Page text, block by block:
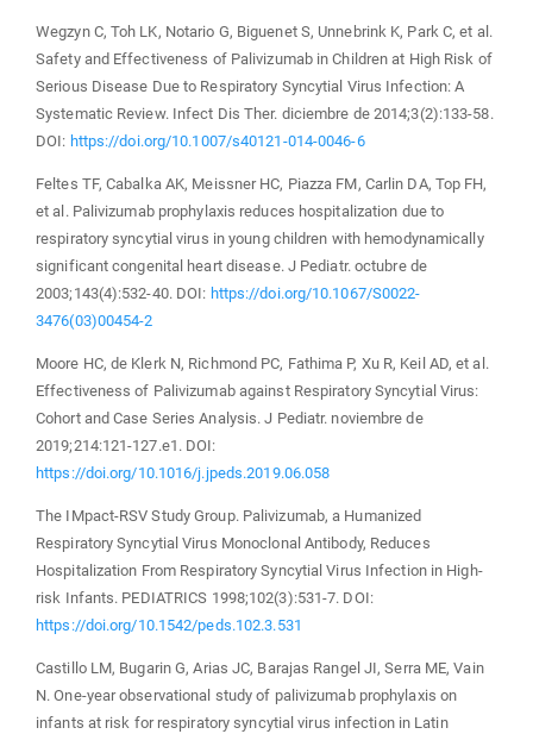
Wegzyn C, Toh LK, Notario G, Biguenet S, Unnebrink K, Park C, et al.
Safety and Effectiveness of Palivizumab in Children at High Risk of
Serious Disease Due to Respiratory Syncytial Virus Infection: A
Systematic Review. Infect Dis Ther. diciembre de 2014;3(2):133-58.
DOI: https://doi.org/10.1007/s40121-014-0046-6
Feltes TF, Cabalka AK, Meissner HC, Piazza FM, Carlin DA, Top FH,
et al. Palivizumab prophylaxis reduces hospitalization due to
respiratory syncytial virus in young children with hemodynamically
significant congenital heart disease. J Pediatr. octubre de
2003;143(4):532-40. DOI: https://doi.org/10.1067/S0022-
3476(03)00454-2
Moore HC, de Klerk N, Richmond PC, Fathima P, Xu R, Keil AD, et al.
Effectiveness of Palivizumab against Respiratory Syncytial Virus:
Cohort and Case Series Analysis. J Pediatr. noviembre de
2019;214:121-127.e1. DOI:
https://doi.org/10.1016/j.jpeds.2019.06.058
The IMpact-RSV Study Group. Palivizumab, a Humanized
Respiratory Syncytial Virus Monoclonal Antibody, Reduces
Hospitalization From Respiratory Syncytial Virus Infection in High-
risk Infants. PEDIATRICS 1998;102(3):531-7. DOI:
https://doi.org/10.1542/peds.102.3.531
Castillo LM, Bugarin G, Arias JC, Barajas Rangel JI, Serra ME, Vain
N. One-year observational study of palivizumab prophylaxis on
infants at risk for respiratory syncytial virus infection in Latin